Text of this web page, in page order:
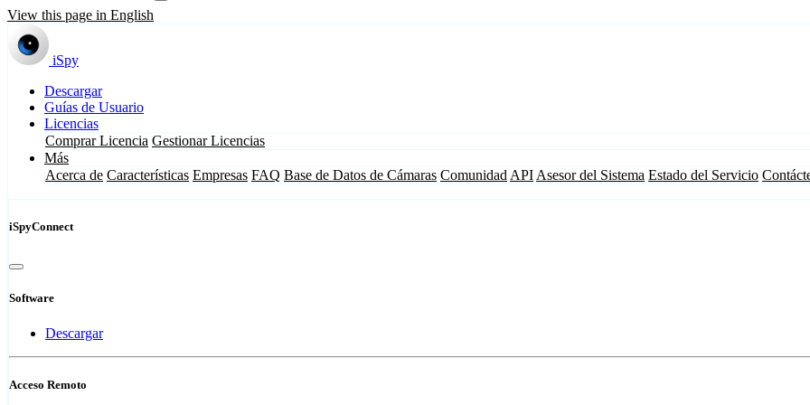
View this page in English
iSpy
Descargar
Guías de Usuario
Licencias
Comprar Licencia Gestionar Licencias
Más
Acerca de Características Empresas FAQ Base de Datos de Cámaras Comunidad API Asesor del Sistema Estado del Servicio
iSpyConnect
Software
Descargar
Acceso Remoto